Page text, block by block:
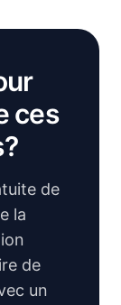
ces
de
la
de
un